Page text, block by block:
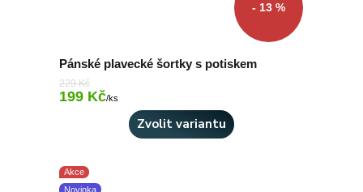
- 13 %
Pánské plavecké šortky s potiskem
229 Kč
199 Kč/ks
Zvolit variantu
Akce
Novinka